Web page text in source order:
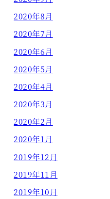
2020年8月
2020年7月
2020年6月
2020年5月
2020年4月
2020年3月
2020年2月
2020年1月
2019年12月
2019年11月
2019年10月